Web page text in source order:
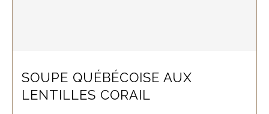
SOUPE QUÉBÉCOISE AUX
LENTILLES CORAIL